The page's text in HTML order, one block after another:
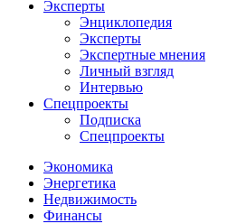
Эксперты
Энциклопедия
Эксперты
Экспертные мнения
Личный взгляд
Интервью
Спецпроекты
Подписка
Спецпроекты
Экономика
Энергетика
Недвижимость
Финансы